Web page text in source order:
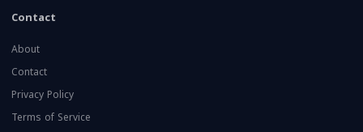
Contact
About
Contact
Privacy Policy
Terms of Service